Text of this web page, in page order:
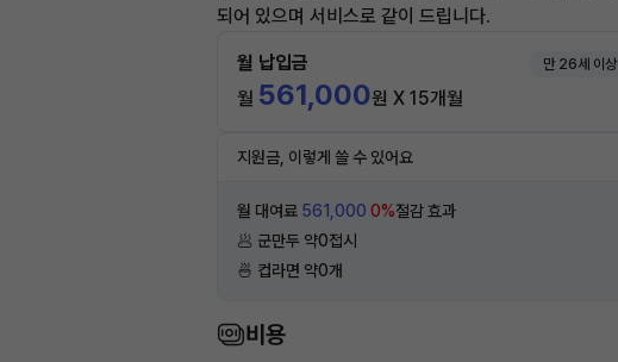
되어 있으며 서비스로 같이 드립니다.
월 납입금 만 26세 이상
월 561,000원 X 15개월
지원금, 이렇게 쓸 수 있어요
월 대여료 561,000 0%절감 효과
🥟 군만두 약0접시
🍜 컵라면 약0개
비용